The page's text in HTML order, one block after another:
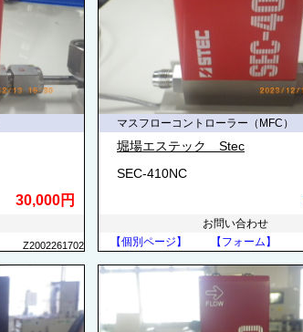
30,000円
Z2002261702
マスフローコントローラー（MFC）
堀場エステック Stec
SEC-410NC
お問い合わせ
【個別ページ】
【フォーム】